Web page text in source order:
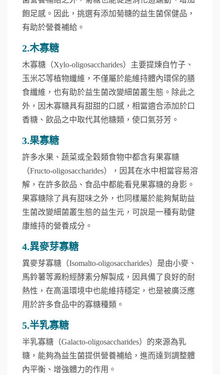
飽足感。因此，挑選有添加菊糖的益生菌保健品，
有助於營養補給。
2.木寡糖
木寡糖（Xylo-oligosaccharides）主要提煉自竹子、
玉米芯等植物纖維，不僅屬於能維持體內環保的膳
食纖維，也有助於益生菌改變細菌叢生態。除此之
外，因木寡糖具有甜甜的口感，相當適合添加於口
香糖、飲品之中取代其他糖類，使口氣芬芳。
3.果寡糖
許多水果、蔬菜或全穀類食物中都含有果寡糖
（Fructo-oligosaccharides），因其在水中相當容易溶
解，在許多飲品、食品中都能看見果寡糖的身影。
果寡糖除了具有甜味之外，也同樣屬於能夠幫助益
生菌改變細菌叢生態的益生元，可說是一種有助健
康維持的營養成分。
4.異麥芽寡糖
異麥芽寡糖（Isomalto-oligosaccharides）是由小麥、
馬鈴薯等澱粉經酵素分解製成，因具備了良好的耐
熱性，在高溫環境中也能維持穩定，也是被廣泛應
用於許多食品中的寡糖種類。
5.半乳寡糖
半乳寡糖（Galacto-oligosaccharides）的來源為乳
糖，能夠為益生菌提供營養補給，進而達到調整體
內平衡、增強體力的作用。